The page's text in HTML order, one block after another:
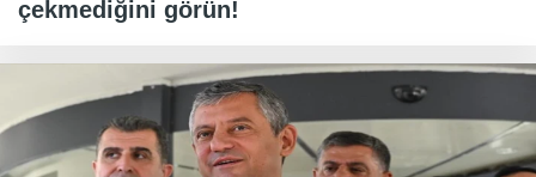
çekmediğini görün!